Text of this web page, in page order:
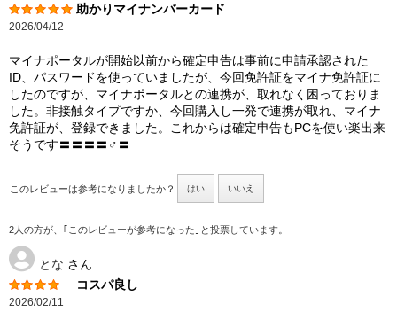
助かりマイナンバーカード
2026/04/12
マイナポータルが開始以前から確定申告は事前に申請承認された
ID、パスワードを使っていましたが、今回免許証をマイナ免許証に
したのですが、マイナポータルとの連携が、取れなく困っておりま
した。非接触タイプですか、今回購入し一発で連携が取れ、マイナ
免許証が、登録できました。これからは確定申告もPCを使い楽出来
そうです〓〓〓〓♂〓
このレビューは参考になりましたか？ はい いいえ
2人の方が、｢このレビューが参考になった｣と投票しています。
とな さん
コスパ良し
2026/02/11